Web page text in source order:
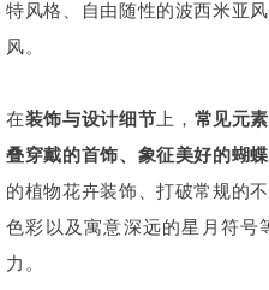
特风格、自由随性的波西米亚
风。
在装饰与设计细节 上， 常见元
叠穿戴的首饰、象征美好的蝴
的植物花卉装饰、打破常规的
色彩以及寓意深远的星月符号
力。